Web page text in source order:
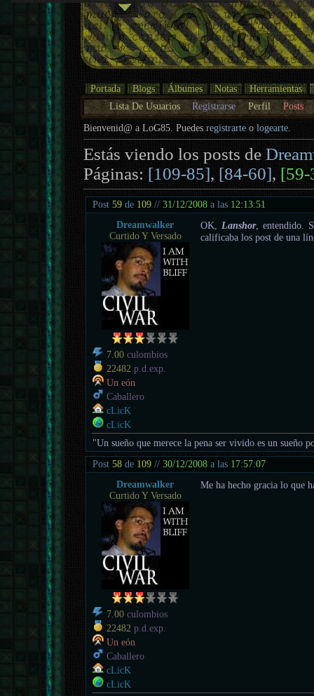
Portada Blogs Álbumes Notas
Herramientas
Lista De Usuarios
Registrarse Perfil Posts
Bienvenid@ a LoG85. Puedesregistrarte ologearte.
Estás viendo los posts de
Páginas: [109-85], [84-60], [59-
Post59 de 109 //31/12/2008 a las 12:13:51
Dreamwalker
Curtido Y Versado
7.00 culombios
22482 p.d.exp.
Un eón
Caballero
cLicK
cLicK
OK, Lanshor, entendido.
calificaba los post de una
"Un sueño que merece la pena ser vivido es un sueño
Post58 de 109 //30/12/2008 a las 17:57:07
Dreamwalker
Curtido Y Versado
7.00 culombios
22482 p.d.exp.
Un eón
Caballero
cLicK
cLicK
Me ha hecho gracia lo que